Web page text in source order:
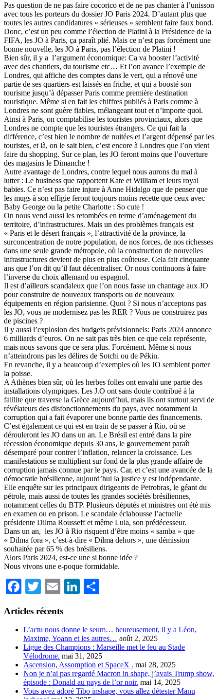
Pas question de ne pas faire cocorico et de ne pas chanter à l’unisson
avec tous les porteurs du dossier JO Paris 2024. D’autant plus que
toutes les autres candidatures « sérieuses » semblent faire faux bond.
Donc, c’est un peu comme l’élection de Platini à la Présidence de la
FIFA, les JO à Paris, ça paraît plié. Mais ce n’est pas forcément une
bonne nouvelle, les JO à Paris, pas l’élection de Platini !
Bien sûr, il y a l’argument économique: Ca va booster l’activité
avec des chantiers, du tourisme etc… Et l’on avance l’exemple de
Londres, qui affiche des comptes dans le vert, qui a rénové une
partie de ses quartiers-est laissés en friche, et qui a boosté son
tourisme jusqu’à dépasser Paris comme première destination
touristique. Même si en fait les chiffres publiés à Paris comme à
Londres ne sont guère fiables, mélangeant tout et n’importe quoi.
Ainsi à Paris, on comptabilise les touristes provinciaux, alors que
Londres ne compte que les touristes étrangers. Ce qui fait la
différence, c’est bien le nombre de nuitées et l’argent dépensé par les
touristes, et là, on le sait bien, c’est encore à Londres que l’on vient
faire du shopping. Sur ce plan, les JO feront moins que l’ouverture
des magasins le Dimanche !
Autre avantage de Londres, contre lequel nous aurons du mal à
lutter : Le business que rapportent Kate et William et leurs royal
babies. Ce n’est pas faire injure à Anne Hidalgo que de penser que
les mugs à son effigie feront toujours moins recette que ceux avec
Baby George ou la petite Charlotte : So cute !
On nous vend aussi les retombées en terme d’aménagement du
territoire, d’infrastructures. Mais un des problèmes français est
« Paris et le désert français », l’attractivité de la province, la
surconcentration de notre population, de nos forces, de nos richesses
dans une seule grande métropole, où la construction de nouvelles
infrastructures devient de plus en plus coûteuse. Cela fait cinquante
ans que l’on dit qu’il faut décentraliser. Or nous continuons à faire
l’inverse du choix allemand ou espagnol.
Il est d’ailleurs scandaleux que l’on nous fasse un chantage aux JO
pour construire de nouveaux transports ou de nouveaux
équipements en région parisienne. Quoi ? Si nous n’acceptons pas
les JO, vous ne modernisez pas les RER ? Vous ne construirez pas
de piscines ?
Il y aussi l’explosion des budgets prévisionnels: Paris 2024 annonce
6 milliards d’euros. On ne sait pas très bien ce que cela représente,
mais nous savons que ce sera plus. Forcément. Même si nous
n’atteindrons pas les délires de Sotchi ou de Pékin.
En revanche, il y a beaucoup d’exemples où les JO semblent porter
la poisse.
A Athènes bien sûr, où les herbes folles ont envahi une partie des
installations olympiques. Les J.O ont sans doute contribué à la
faillite que traverse la Grèce aujourd’hui, mais ils ont surtout servi de
révélateurs des disfonctionnements du pays, avec notamment la
corruption qui a fait évaporer une bonne partie des financements.
C’est également ce qui est en train de se passer à Rio, où se
dérouleront les JO dans un an. Le Brésil est entré dans la pire
récession économique depuis 30 ans, le gouvernement paraît
désemparé pour contrer l’inflation, relancer la croissance. Les
manifestations se multiplient sur fond de la plus grande affaire de
corruption jamais connue par le pays. Car, et c’est une avancée de la
démocratie brésilienne, aujourd’hui la justice y est indépendante.
Elle enquête sur les principaux dirigeants de Petrobras, le géant du
pétrole, mais aussi de toutes les grandes sociétés brésiliennes,
notamment celles du BTP. Plusieurs députés et ministres ont été mis
en examen ou en prison. Le scandale éclabousse l’actuelle
présidente Dilma Rousseff et même Lula, son prédécesseur.
Dans un an, les JO à Rio risquent d’être moins « samba » que
« Dilma fora », c’est-à-dire « Dilma dehors », une démission
souhaitée par 65 % des brésiliens.
Alors Paris 2024, est-ce une si bonne idée ?
Nous vivons une e-poque formidable.
Facebook
TwitterEmailLinkedIn
Articles récents
L’actu nous donne le seum… heureusement, il y a Léon,
Maxime, Yoann et les autres… août 2, 2025
Ligue des Champions : Marseille met le feu au Stade
Vélodrome. mai 31, 2025
Ascension, Assomption et SpaceX . mai 28, 2025
Non je n’ai pas regardé Macron in shape, j’avais Trump show,
épisode : Donald au pays de l’or noir. mai 14, 2025
Vous avez adoré Tibo inshape, vous allez détester Manu